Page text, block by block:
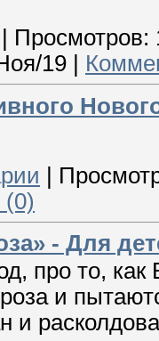
Просмотров:
19
|
- Для
про то,
и
и